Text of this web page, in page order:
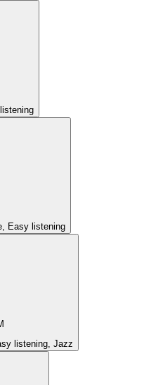
Easy listening
listening, Jazz